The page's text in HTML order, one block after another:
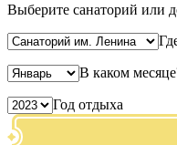
Выберите санаторий или
В каком
Год отдыха